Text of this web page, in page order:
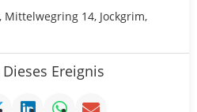
14, Jockgrim,
Ereignis